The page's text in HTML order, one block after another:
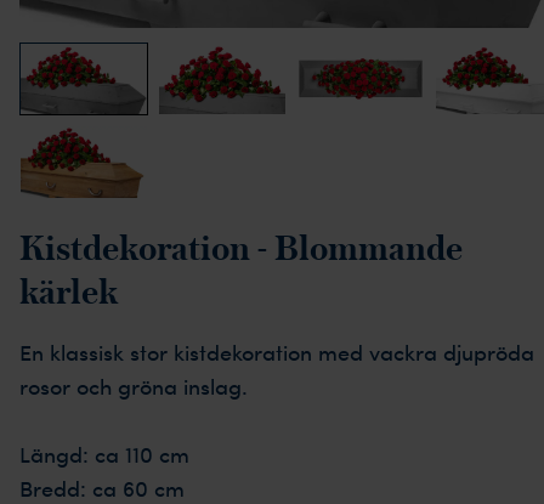
Kistdekoration - Blommande
kärlek
En klassisk stor kistdekoration med vackra djupröda
rosor och gröna inslag.
Längd: ca 110 cm
Bredd: ca 60 cm